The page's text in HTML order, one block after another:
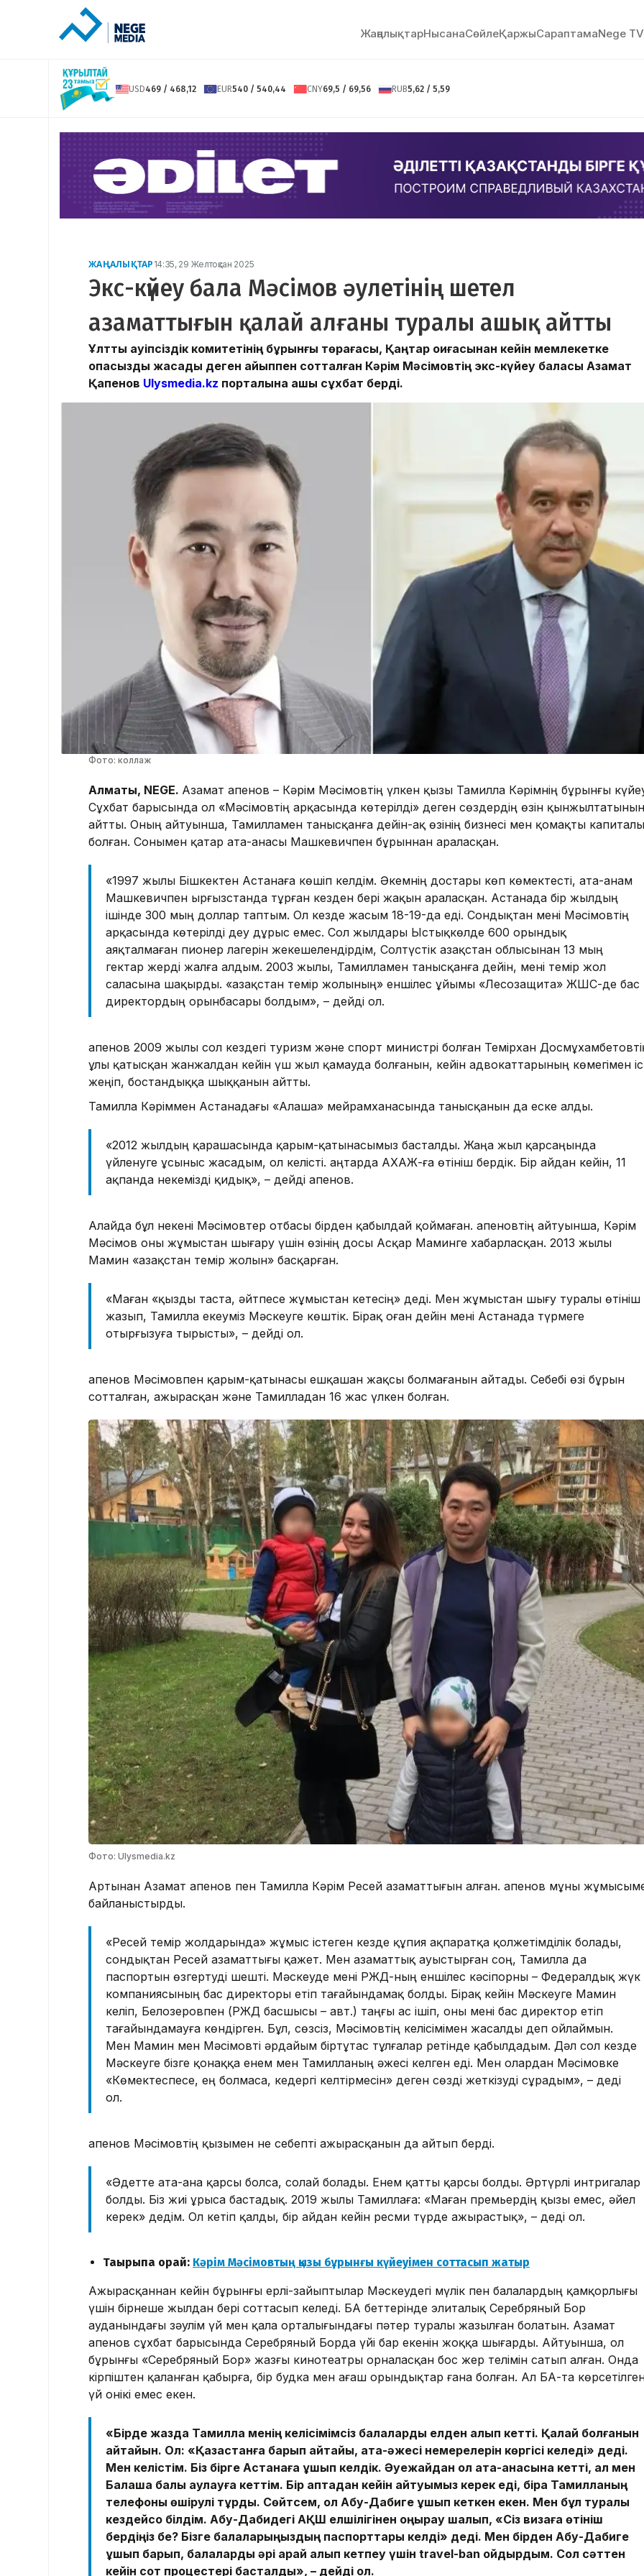
ЖаңалықтарНысанаСөйлeҚаржыСараптамаNege TV
USD469 / 468,12 EUR540 / 540,44 CNY69,5 / 69,56 RUB5,62 / 5,59
ЖАҢАЛЫҚТАР 14:35, 29 Желтоқсан 2025
Экс-күйеу бала Мәсімов әулетінің шетел
азаматтығын қалай алғаны туралы ашық айтты
Ұлттық қауіпсіздік комитетінің бұрынғы төрағасы, Қаңтар оқиғасынан кейін мемлекетке
опасыздық жасады деген айыппен сотталған Кәрім Мәсімовтің экс-күйеу баласы Азамат
Қапенов Ulysmedia.kz порталына ашық сұхбат берді.
Фото: коллаж
Алматы, NEGE. Азамат Қапенов – Кәрім Мәсімовтің үлкен қызы Тамилла Кәрімнің бұрынғы
Сұхбат барысында ол «Мәсімовтің арқасында көтерілді» деген сөздердің өзін қынжылтатынын
айтты. Оның айтуынша, Тамилламен танысқанға дейін-ақ өзінің бизнесі мен қомақты капиталы
болған. Сонымен қатар ата-анасы Машкевичпен бұрыннан араласқан.
«1997 жылы Бішкектен Астанаға көшіп келдім. Әкемнің достары көп көмектесті, ата-анам
Машкевичпен Қырғызстанда тұрған кезден бері жақын араласқан. Астанада бір жылдың
ішінде 300 мың доллар таптым. Ол кезде жасым 18-19-да еді. Сондықтан мені Мәсімовтің
арқасында көтерілді деу дұрыс емес. Сол жылдары Ыстықкөлде 600 орындық
аяқталмаған пионер лагерін жекешелендірдім, Солтүстік Қазақстан облысынан 13 мың
гектар жерді жалға алдым. 2003 жылы, Тамилламен танысқанға дейін, мені темір жол
саласына шақырды. «Қазақстан темір жолының» еншілес ұйымы «Лесозащита» ЖШС-де бас
директордың орынбасары болдым», – дейді ол.
Қапенов 2009 жылы сол кездегі туризм және спорт министрі болған Темірхан
ұлы қатысқан жанжалдан кейін үш жыл қамауда болғанын, кейін адвокаттарының көмегімен
жеңіп, бостандыққа шыққанын айтты.
Тамилла Кәріммен Астанадағы «Алаша» мейрамханасында танысқанын да еске алды.
«2012 жылдың қарашасында қарым-қатынасымыз басталды. Жаңа жыл қарсаңында
үйленуге ұсыныс жасадым, ол келісті. Қаңтарда АХАЖ-ға өтініш бердік. Бір айдан кейін, 11
ақпанда некемізді қидық», – дейді Қапенов.
Алайда бұл некені Мәсімовтер отбасы бірден қабылдай қоймаған. Қапеновтің айтуынша, Кәрім
Мәсімов оны жұмыстан шығару үшін өзінің досы Асқар Маминге хабарласқан. 2013 жылы
Мамин «Қазақстан темір жолын» басқарған.
«Маған «қызды таста, әйтпесе жұмыстан кетесің» деді. Мен жұмыстан шығу туралы өтініш
жазып, Тамилла екеуміз Мәскеуге көштік. Бірақ оған дейін мені Астанада түрмеге
отырғызуға тырысты», – дейді ол.
Қапенов Мәсімовпен қарым-қатынасы ешқашан жақсы болмағанын айтады. Себебі өзі бұрын
сотталған, ажырасқан және Тамилладан 16 жас үлкен болған.
Фото: Ulysmedia.kz
Артынан Азамат Қапенов пен Тамилла Кәрім Ресей азаматтығын алған. Қапенов мұны
байланыстырды.
«Ресей темір жолдарында» жұмыс істеген кезде құпия ақпаратқа қолжетімділік болады,
сондықтан Ресей азаматтығы қажет. Мен азаматтық ауыстырған соң, Тамилла да
паспортын өзгертуді шешті. Мәскеуде мені РЖД-ның еншілес кәсіпорны – Федералдық жүк
компаниясының бас директоры етіп тағайындамақ болды. Бірақ кейін Мәскеуге Мамин
келіп, Белозеровпен (РЖД басшысы – авт.) таңғы ас ішіп, оны мені бас директор етіп
тағайындамауға көндірген. Бұл, сөзсіз, Мәсімовтің келісімімен жасалды деп ойлаймын.
Мен Мамин мен Мәсімовті әрдайым біртұтас тұлғалар ретінде қабылдадым. Дәл сол кезде
Мәскеуге бізге қонаққа енем мен Тамилланың әжесі келген еді. Мен олардан Мәсімовке
«Көмектеспесе, ең болмаса, кедергі келтірмесін» деген сөзді жеткізуді сұрадым», – деді
ол.
Қапенов Мәсімовтің қызымен не себепті ажырасқанын да айтып берді.
«Әдетте ата-ана қарсы болса, солай болады. Енем қатты қарсы болды. Әртүрлі интригалар
болды. Біз жиі ұрыса бастадық. 2019 жылы Тамиллаға: «Маған премьердің қызы емес, әйел
керек» дедім. Ол кетіп қалды, бір айдан кейін ресми түрде ажырастық», – деді ол.
Тақырыпқа орай: Кәрім Мәсімовтың қызы бұрынғы күйеуімен соттасып жатыр
Ажырасқаннан кейін бұрынғы ерлі-зайыптылар Мәскеудегі мүлік пен балалардың қамқорлығы
үшін бірнеше жылдан бері соттасып келеді. БАҚ беттерінде элиталық Серебряный Бор
ауданындағы зәулім үй мен қала орталығындағы пәтер туралы жазылған болатын. Азамат
Қапенов сұхбат барысында Серебряный Борда үйі бар екенін жоққа шығарды. Айтуынша, ол
бұрынғы «Серебряный Бор» жазғы кинотеатры орналасқан бос жер телімін сатып алған. Онда
кірпіштен қаланған қабырға, бір будка мен ағаш орындықтар ғана болған. Ал БАҚ-та
үй онікі емес екен.
«Бірде жазда Тамилла менің келісімімсіз балаларды елден алып кетті. Қалай болғанын
айтайын. Ол: «Қазақстанға барып қайтайық, ата-әжесі немерелерін көргісі келеді» деді.
Мен келістім. Біз бірге Астанаға ұшып келдік. Әуежайдан ол ата-анасына кетті, ал мен
Балқашқа балық аулауға кеттім. Бір аптадан кейін қайтуымыз керек еді, бірақ Тамилланың
телефоны өшірулі тұрды. Сөйтсем, ол Абу-Дабиге ұшып кеткен екен. Мен бұл туралы
кездейсоқ білдім. Абу-Дабидегі АҚШ елшілігінен қоңырау шалып, «Сіз визаға өтініш
бердіңіз бе? Бізге балаларыңыздың паспорттары келді» деді. Мен бірден Абу-Дабиге
ұшып барып, балаларды әрі қарай алып кетпеу үшін travel-ban қойдырдым. Сол сәттен
кейін сот процестері басталды», – дейді ол.